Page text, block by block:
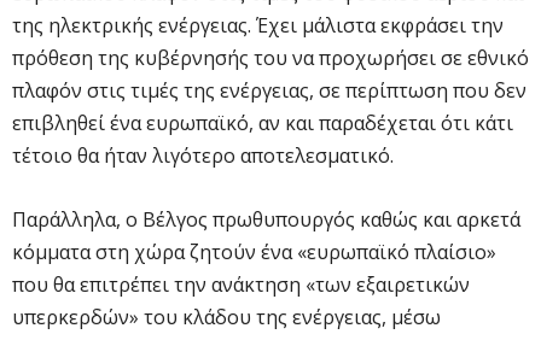
της ηλεκτρικής ενέργειας. Έχει μάλιστα εκφράσει την
πρόθεση της κυβέρνησής του να προχωρήσει σε εθνικό
πλαφόν στις τιμές της ενέργειας, σε περίπτωση που δεν
επιβληθεί ένα ευρωπαϊκό, αν και παραδέχεται ότι κάτι
τέτοιο θα ήταν λιγότερο αποτελεσματικό.
Παράλληλα, ο Βέλγος πρωθυπουργός καθώς και αρκετά
κόμματα στη χώρα ζητούν ένα «ευρωπαϊκό πλαίσιο»
που θα επιτρέπει την ανάκτηση «των εξαιρετικών
υπερκερδών» του κλάδου της ενέργειας, μέσω